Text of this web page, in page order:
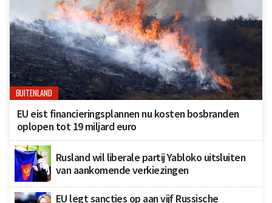
BUITENLAND
EU eist financieringsplannen nu kosten bosbranden
oplopen tot 19 miljard euro
Rusland wil liberale partij Yabloko uitsluiten
van aankomende verkiezingen
EU legt sancties op aan vijf Russische